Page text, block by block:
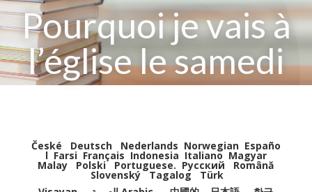
Pourquoi je vais à
l’église le samedi
České Deutsch Nederlands Norwegian Españo
l Farsi Français Indonesia Italiano Magyar
Malay Polski Portuguese. Pусский Română
Slovenský Tagalog
Türk